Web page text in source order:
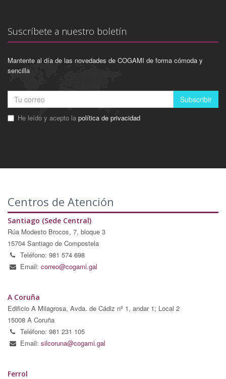
Suscríbete a nuestro boletín
Mantente al día de las novedades de COGAMI de forma cómoda y
sencilla
Subscribir
He leído y acepto la política de privacidad
Centros de Atención
Santiago (Sede Central)
Rúa Modesto Brocos, 7, bloque 3
15704 Santiago de Compostela
Teléfono: 981 574 698
Email: correo@cogami.gal
A Coruña
Edificio A Milagrosa, Avda. de Cádiz nº 1, andar 1; Local 2
15008 A Coruña
Teléfono: 981 231 105
Email: silcoruna@cogami.gal
Ferrol